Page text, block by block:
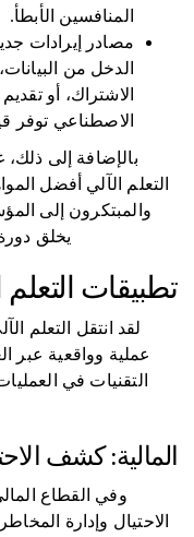
المنافسين الأبطأ.
مصادر إيرادات
الدخل من
الاشتراك، أو
الاصطناعي توفر
بالإضافة إلى
التعلم الآلي أفضل
والمبتكرون إلى
يخلق
تطبيقات
لقد انتقل التعلم
عملية وواقعية عبر
التقنيات في
المالية: كشف
وفي القطاع